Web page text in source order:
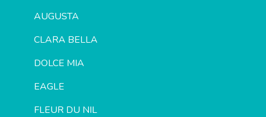
AUGUSTA
CLARA BELLA
DOLCE MIA
EAGLE
FLEUR DU NIL